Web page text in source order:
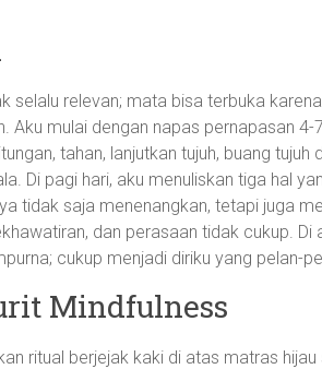
selalu relevan; mata bisa terbuka
Aku mulai dengan napas pernapasan 4-
tahan, lanjutkan tujuh, buang tujuh
Di pagi hari, aku menuliskan tiga hal
tidak saja menenangkan, tetapi juga
dan perasaan tidak cukup. Di
cukup menjadi diriku yang pelan-
Mindfulness
ritual berjejak kaki di atas matras hijau